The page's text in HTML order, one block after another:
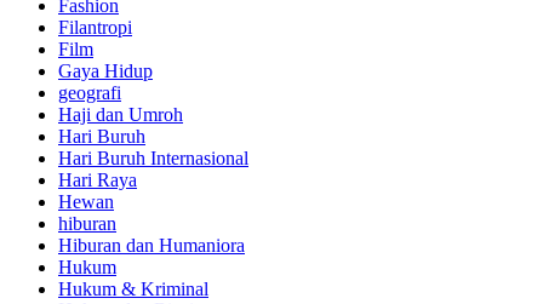
Fashion
Filantropi
Film
Gaya Hidup
geografi
Haji dan Umroh
Hari Buruh
Hari Buruh Internasional
Hari Raya
Hewan
hiburan
Hiburan dan Humaniora
Hukum
Hukum & Kriminal